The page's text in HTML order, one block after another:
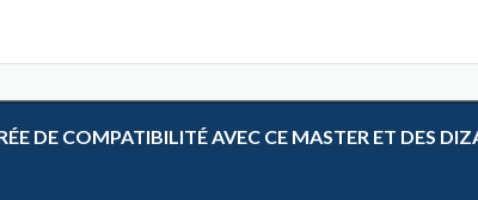
DE COMPATIBILITÉ AVEC CE MASTER ET DES